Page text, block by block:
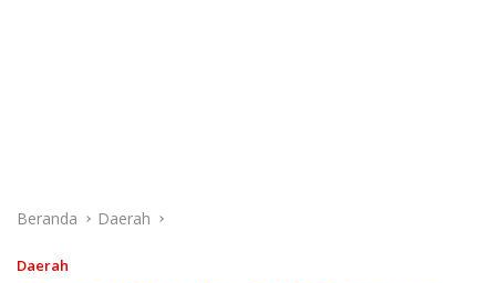
Beranda Daerah
Daerah